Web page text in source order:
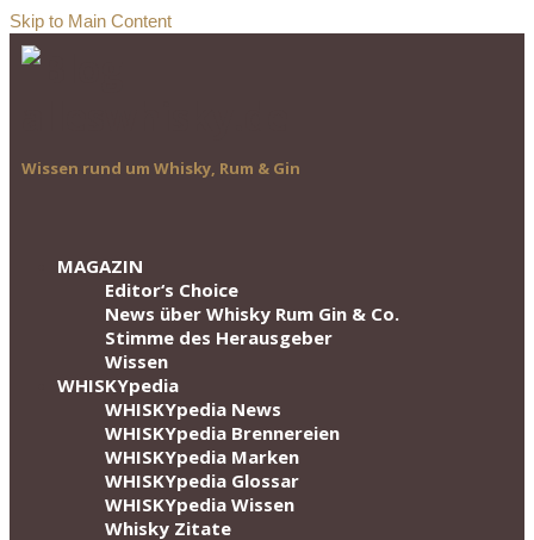
Skip to Main Content
Wissen rund um Whisky, Rum & Gin
MAGAZIN
Editor‘s Choice
News über Whisky Rum Gin & Co.
Stimme des Herausgeber
Wissen
WHISKYpedia
WHISKYpedia News
WHISKYpedia Brennereien
WHISKYpedia Marken
WHISKYpedia Glossar
WHISKYpedia Wissen
Whisky Zitate